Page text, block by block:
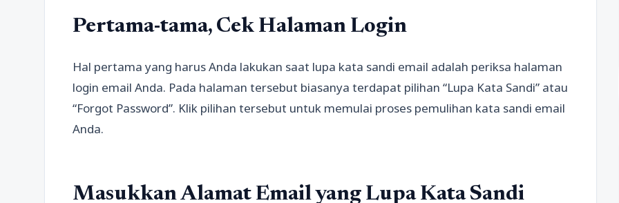
Pertama-tama, Cek Halaman Login
Hal pertama yang harus Anda lakukan saat lupa kata sandi email adalah periksa halaman
login email Anda. Pada halaman tersebut biasanya terdapat pilihan “Lupa Kata Sandi” atau
“Forgot Password”. Klik pilihan tersebut untuk memulai proses pemulihan kata sandi email
Anda.
Masukkan Alamat Email yang Lupa Kata Sandi